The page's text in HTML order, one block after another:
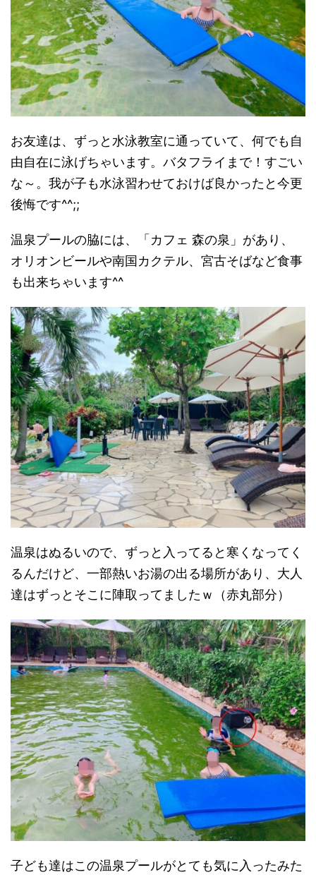
お友達は、ずっと水泳教室に通っていて、何でも自
由自在に泳げちゃいます。バタフライまで！すごい
な～。我が子も水泳習わせておけば良かったと今更
後悔です^^;;
温泉プールの脇には、「カフェ 森の泉」があり、
オリオンビールや南国カクテル、宮古そばなど食事
も出来ちゃいます^^
温泉はぬるいので、ずっと入ってると寒くなってく
るんだけど、一部熱いお湯の出る場所があり、大人
達はずっとそこに陣取ってましたｗ（赤丸部分）
子ども達はこの温泉プールがとても気に入ったみた